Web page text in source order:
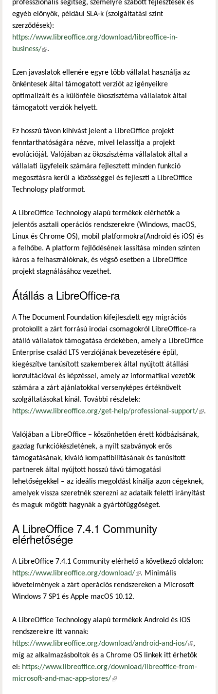
professzionális segítség, személyre szabott fejlesztések és
egyéb előnyök, például SLA-k (szolgáltatási szint
szerződések):
https://www.libreoffice.org/download/libreoffice-in-
business/(külső hivatkozás)
.
Ezen javaslatok ellenére egyre több vállalat használja az
önkéntesek által támogatott verziót az igényeikre
optimalizált és a különféle ökoszisztéma vállalatok által
támogatott verziók helyett.
Ez hosszú távon kihívást jelent a LibreOffice projekt
fenntarthatóságára nézve, mivel lelassítja a projekt
evolúcióját. Valójában az ökoszisztéma vállalatok által a
vállalati ügyfeleik számára fejlesztett minden funkció
megosztásra kerül a közösséggel és fejleszti a LibreOffice
Technology platformot.
A LibreOffice Technology alapú termékek elérhetők a
jelentős asztali operációs rendszerekre (Windows, macOS,
Linux és Chrome OS), mobil platformokra(Android és iOS) és
a felhőbe. A platform fejlődésének lassítása minden szinten
káros a felhasználóknak, és végső esetben a LibreOffice
projekt stagnálásához vezethet.
Átállás a LibreOffice-ra
A The Document Foundation kifejlesztett egy migrációs
protokollt a zárt forrású irodai csomagokról LibreOffice-ra
átálló vállalatok támogatása érdekében, amely a LibreOffice
Enterprise család LTS verziójának bevezetésére épül,
kiegészítve tanúsított szakemberek által nyújtott átállási
konzultációval és képzéssel, amely az informatikai vezetők
számára a zárt ajánlatokkal versenyképes értéknövelt
szolgáltatásokat kínál. További részletek:
https://www.libreoffice.org/get-help/professional-support/(külső
.
Valójában a LibreOffice – köszönhetően érett kódbázisának,
gazdag funkciókészletének, a nyílt szabványok erős
támogatásának, kiváló kompatibilitásának és tanúsított
partnerek által nyújtott hosszú távú támogatási
lehetőségekkel – az ideális megoldást kínálja azon cégeknek,
amelyek vissza szeretnék szerezni az adataik feletti irányítást
és maguk mögött hagynák a gyártófüggőséget.
A LibreOffice 7.4.1 Community
elérhetősége
A LibreOffice 7.4.1 Community elérhető a következő oldalon:
https://www.libreoffice.org/download/(külső hivatkozás)
. Minimális
követelmények a zárt operációs rendszereken a Microsoft
Windows 7 SP1 és Apple macOS 10.12.
A LibreOffice Technology alapú termékek Android és iOS
rendszerekre itt vannak:
https://www.libreoffice.org/download/android-and-ios/(külső
,
míg az alkalmazásboltok és a Chrome OS linkek itt érhetők
el: https://www.libreoffice.org/download/libreoffice-from-
microsoft-and-mac-app-stores/(külső hivatkozás)